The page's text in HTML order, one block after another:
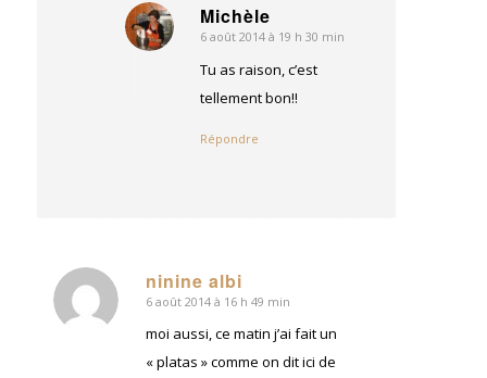
Michèle
dit
6 août 2014 à 19 h 30 min
Tu as raison, c’est
tellement bon!!
Répondre
ninine albi
dit
:
6 août 2014 à 16 h 49 min
moi aussi, ce matin j’ai fait un
« platas » comme on dit ici de